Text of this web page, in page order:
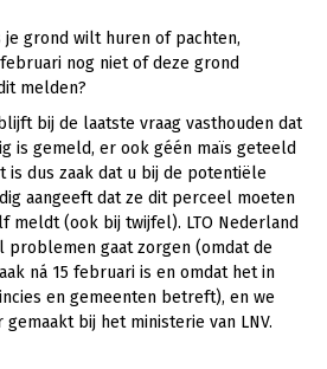
je grond wilt huren of pachten,
nog niet of deze grond
melden?
bij de laatste vraag vasthouden dat
is gemeld, er ook géén maïs geteeld
is dus zaak dat u bij de potentiële
aangeeft dat ze dit perceel moeten
meldt (ook bij twijfel). LTO Nederland
problemen gaat zorgen (omdat de
ná 15 februari is en omdat het in
en gemeenten betreft), en we
bij het ministerie van LNV.